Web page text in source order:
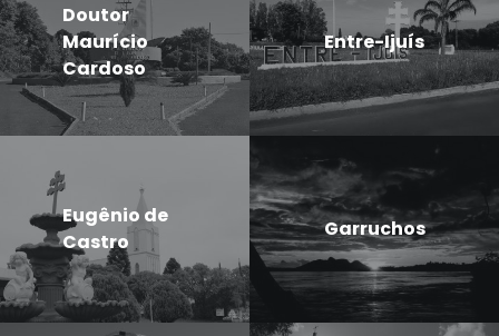
Doutor
Maurício
Cardoso
Entre-Ijuís
Eugênio de
Castro
Garruchos